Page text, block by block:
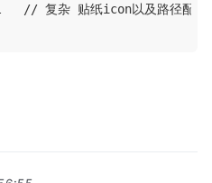
// 复杂 贴纸icon以及路径